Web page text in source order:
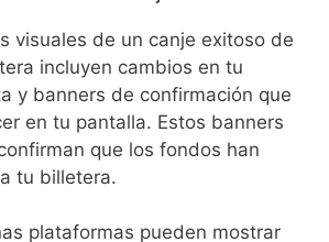
visuales de un canje exitoso de
incluyen cambios en tu
y banners de confirmación que
en tu pantalla. Estos banners
que los fondos han
tu billetera.
plataformas pueden mostrar